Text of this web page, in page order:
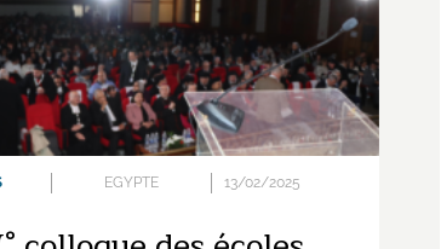
EGYPTE 13/02/2025